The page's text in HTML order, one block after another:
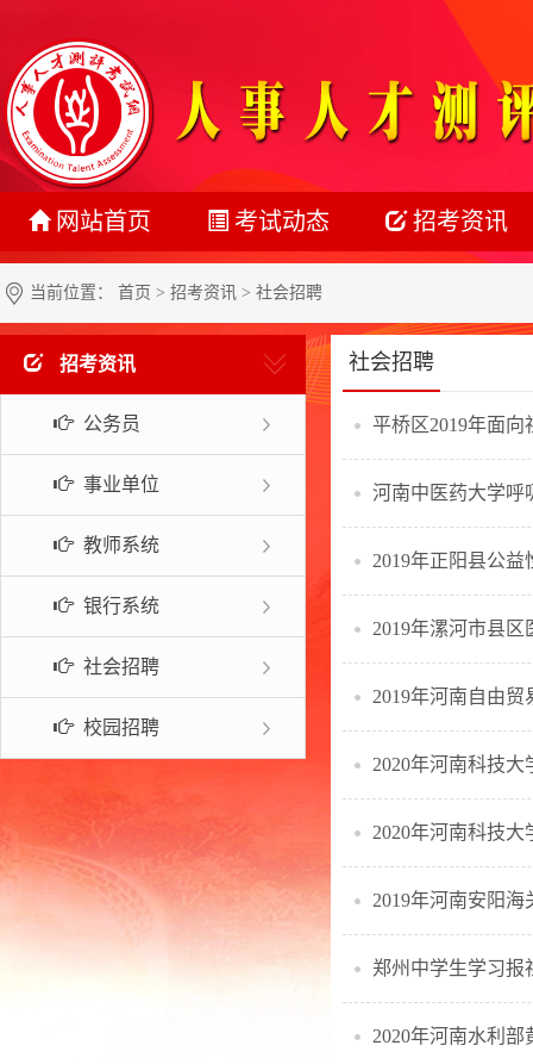
网站首页 考试动态
最新动态
正在报名
准考证打印
成绩查询
名单公示
常见问题
招考资讯
事业单位
教师系统
银行系统
社会招聘
校园招聘
当前位置： 首页 > 招考资讯 > 社会招聘
招考资讯
公务员
事业单位
教师系统
银行系统
社会招聘
校园招聘
社会招聘
平桥区2019年面
河南中医药大学呼
2019年正阳县公
2019年河南自由
2020年河南科技
2020年河南科技
2019年河南安阳
郑州中学生学习报
2020年河南水利